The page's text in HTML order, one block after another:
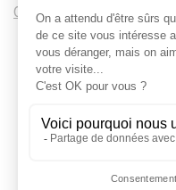
09 86 20 43 16